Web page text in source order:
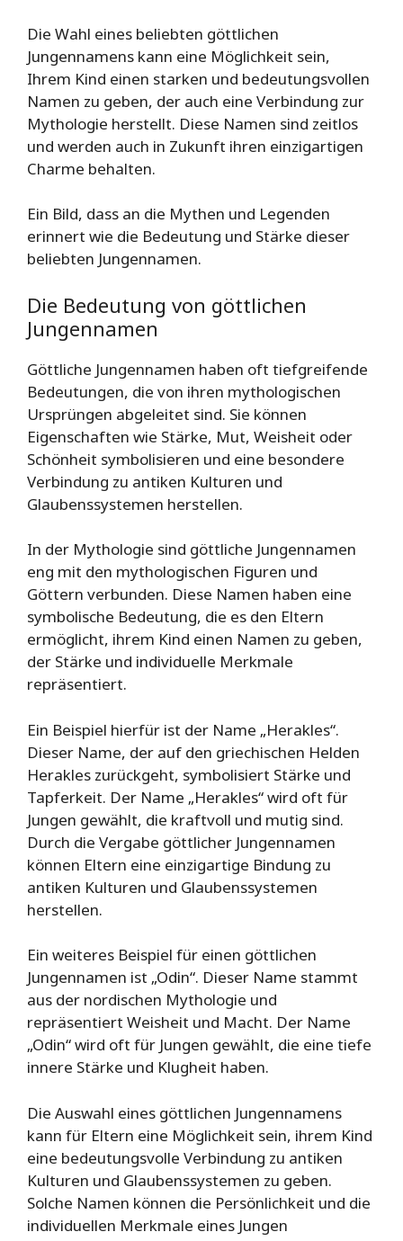
Die Wahl eines beliebten göttlichen
Jungennamens kann eine Möglichkeit sein,
Ihrem Kind einen starken und bedeutungsvollen
Namen zu geben, der auch eine Verbindung zur
Mythologie herstellt. Diese Namen sind zeitlos
und werden auch in Zukunft ihren einzigartigen
Charme behalten.
Ein Bild, dass an die Mythen und Legenden
erinnert wie die Bedeutung und Stärke dieser
beliebten Jungennamen.
Die Bedeutung von göttlichen
Jungennamen
Göttliche Jungennamen haben oft tiefgreifende
Bedeutungen, die von ihren mythologischen
Ursprüngen abgeleitet sind. Sie können
Eigenschaften wie Stärke, Mut, Weisheit oder
Schönheit symbolisieren und eine besondere
Verbindung zu antiken Kulturen und
Glaubenssystemen herstellen.
In der Mythologie sind göttliche Jungennamen
eng mit den mythologischen Figuren und
Göttern verbunden. Diese Namen haben eine
symbolische Bedeutung, die es den Eltern
ermöglicht, ihrem Kind einen Namen zu geben,
der Stärke und individuelle Merkmale
repräsentiert.
Ein Beispiel hierfür ist der Name „Herakles“.
Dieser Name, der auf den griechischen Helden
Herakles zurückgeht, symbolisiert Stärke und
Tapferkeit. Der Name „Herakles“ wird oft für
Jungen gewählt, die kraftvoll und mutig sind.
Durch die Vergabe göttlicher Jungennamen
können Eltern eine einzigartige Bindung zu
antiken Kulturen und Glaubenssystemen
herstellen.
Ein weiteres Beispiel für einen göttlichen
Jungennamen ist „Odin“. Dieser Name stammt
aus der nordischen Mythologie und
repräsentiert Weisheit und Macht. Der Name
„Odin“ wird oft für Jungen gewählt, die eine tiefe
innere Stärke und Klugheit haben.
Die Auswahl eines göttlichen Jungennamens
kann für Eltern eine Möglichkeit sein, ihrem Kind
eine bedeutungsvolle Verbindung zu antiken
Kulturen und Glaubenssystemen zu geben.
Solche Namen können die Persönlichkeit und die
individuellen Merkmale eines Jungen